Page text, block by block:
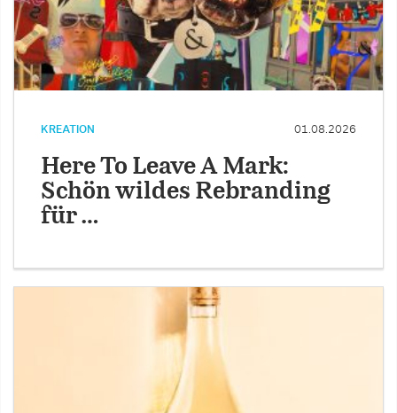
KREATION 01.08.2026
Here To Leave A Mark:
Schön wildes Rebranding
für …